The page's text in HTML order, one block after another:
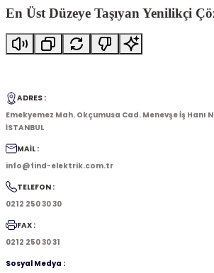
En Üst Düzeye Taşıyan Yenilikçi
ADRES :
Emekyemez Mah. Okçumusa Cad. Menevşe İş Hanı
İSTANBUL
MAİL :
info@find-elektrik.com.tr
TELEFON :
0212 250 30 30
FAX :
0212 250 30 31
Sosyal Medya :